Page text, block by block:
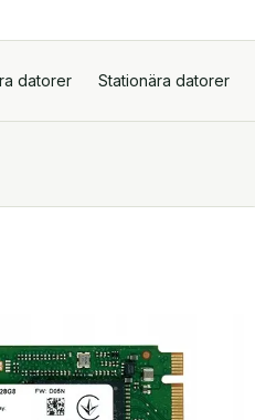
datorer Stationära datorer